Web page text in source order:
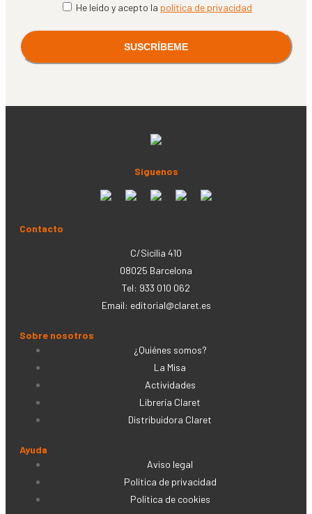
He leído y acepto la política de privacidad
Síguenos
Contacto
C/Sicília 410
08025 Barcelona
Tel: 933 010 062
Email: editorial@claret.es
Sobre nosotros
¿Quiénes somos?
La Misa
Actividades
Librería Claret
Distribuidora Claret
Ayuda
Aviso legal
Política de privacidad
Política de cookies